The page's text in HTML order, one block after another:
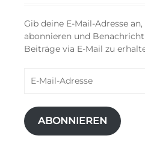
Gib deine E-Mail-Adresse
abonnieren und
Beiträge via E-Mail zu
Mail-
ABONNIEREN